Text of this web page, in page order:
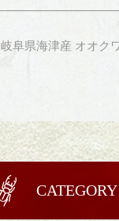
岐阜県海津産 オオク
CATEGORY